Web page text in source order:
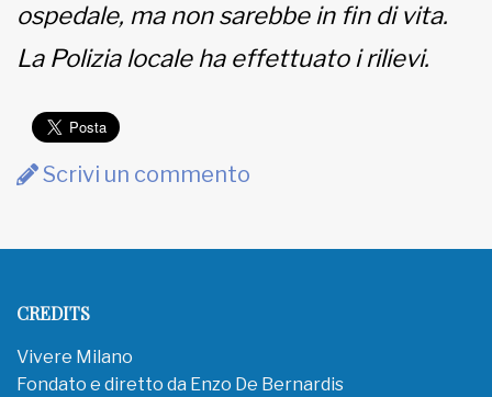
ospedale, ma non sarebbe in fin di vita.
La Polizia locale ha effettuato i rilievi.
Scrivi un commento
CREDITS
Vivere Milano
Fondato e diretto da Enzo De Bernardis